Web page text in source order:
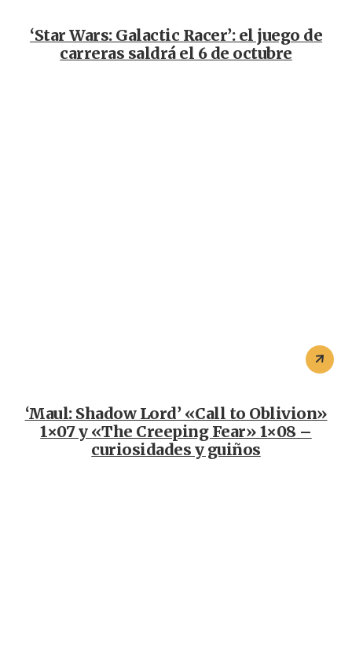
‘Star Wars: Galactic Racer’: el juego de
carreras saldrá el 6 de octubre
‘Maul: Shadow Lord’ «Call to Oblivion»
1×07 y «The Creeping Fear» 1×08 –
curiosidades y guiños